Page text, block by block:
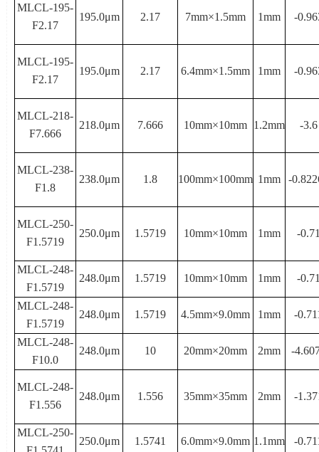
MLCL-195-
F2.17
195.0μm 2.17 7mm×1.5mm 1mm -
MLCL-195-
F2.17
195.0μm 2.17 6.4mm×1.5mm 1mm -
MLCL-218-
F7.666
218.0μm 7.666 10mm×10mm 1.2mm -3.6
MLCL-238-
F1.8
238.0μm 1.8 100mm×100mm 1mm -
MLCL-250-
F1.5719
250.0μm 1.5719 10mm×10mm 1mm -
MLCL-248-
F1.5719
248.0μm 1.5719 10mm×10mm 1mm -
MLCL-248-
F1.5719
248.0μm 1.5719 4.5mm×9.0mm 1mm -
MLCL-248-
F10.0
248.0μm 10 20mm×20mm 2mm -
MLCL-248-
F1.556
248.0μm 1.556 35mm×35mm 2mm -
MLCL-250-
250.0μm 1.5741 6.0mm×9.0mm 1.1mm -